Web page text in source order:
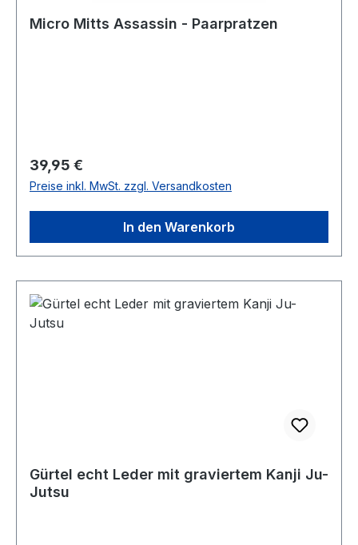
Micro Mitts Assassin - Paarpratzen
Regulärer Preis:
39,95 €
Preise inkl. MwSt. zzgl. Versandkosten
In den Warenkorb
Gürtel echt Leder mit graviertem Kanji Ju-
Jutsu